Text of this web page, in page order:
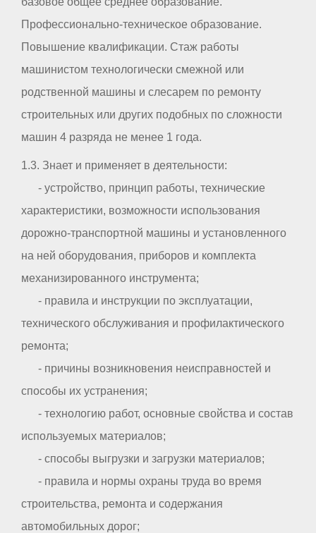
Профессионально-техническое образование.
Повышение квалификации. Стаж работы
машинистом технологически смежной или
родственной машины и слесарем по ремонту
строительных или других подобных по сложности
машин 4 разряда не менее 1 года.
1.3. Знает и применяет в деятельности:
- устройство, принцип работы, технические
характеристики, возможности использования
дорожно-транспортной машины и установленного
на ней оборудования, приборов и комплекта
механизированного инструмента;
- правила и инструкции по эксплуатации,
технического обслуживания и профилактического
ремонта;
- причины возникновения неисправностей и
способы их устранения;
- технологию работ, основные свойства и состав
используемых материалов;
- способы выгрузки и загрузки материалов;
- правила и нормы охраны труда во время
строительства, ремонта и содержания
автомобильных дорог;